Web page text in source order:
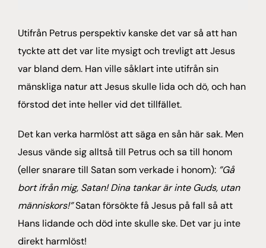
Utifrån Petrus perspektiv kanske det var så att han
tyckte att det var lite mysigt och trevligt att Jesus
var bland dem. Han ville såklart inte utifrån sin
mänskliga natur att Jesus skulle lida och dö, och han
förstod det inte heller vid det tillfället.
Det kan verka harmlöst att säga en sån här sak. Men
Jesus vände sig alltså till Petrus och sa till honom
(eller snarare till Satan som verkade i honom): ”Gå
bort ifrån mig, Satan! Dina tankar är inte Guds, utan
människors!”Satan försökte få Jesus på fall så att
Hans lidande och död inte skulle ske. Det var ju inte
direkt harmlöst!